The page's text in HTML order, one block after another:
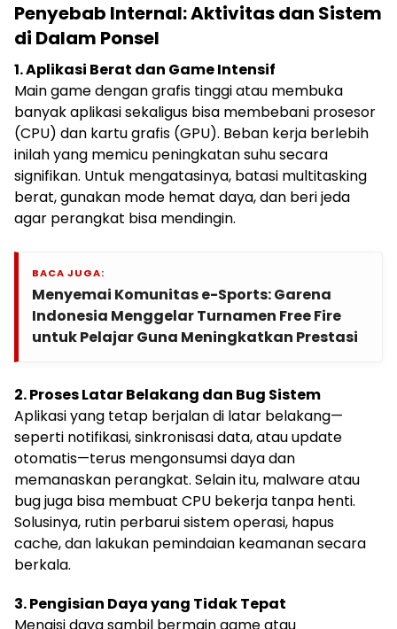
Penyebab Internal: Aktivitas dan Sistem
di Dalam Ponsel
1. Aplikasi Berat dan Game Intensif
Main game dengan grafis tinggi atau membuka
banyak aplikasi sekaligus bisa membebani prosesor
(CPU) dan kartu grafis (GPU). Beban kerja berlebih
inilah yang memicu peningkatan suhu secara
signifikan. Untuk mengatasinya, batasi multitasking
berat, gunakan mode hemat daya, dan beri jeda
agar perangkat bisa mendingin.
BACA JUGA:
Menyemai Komunitas e-Sports: Garena
Indonesia Menggelar Turnamen Free Fire
untuk Pelajar Guna Meningkatkan Prestasi
2. Proses Latar Belakang dan Bug Sistem
Aplikasi yang tetap berjalan di latar belakang—
seperti notifikasi, sinkronisasi data, atau update
otomatis—terus mengonsumsi daya dan
memanaskan perangkat. Selain itu, malware atau
bug juga bisa membuat CPU bekerja tanpa henti.
Solusinya, rutin perbarui sistem operasi, hapus
cache, dan lakukan pemindaian keamanan secara
berkala.
3. Pengisian Daya yang Tidak Tepat